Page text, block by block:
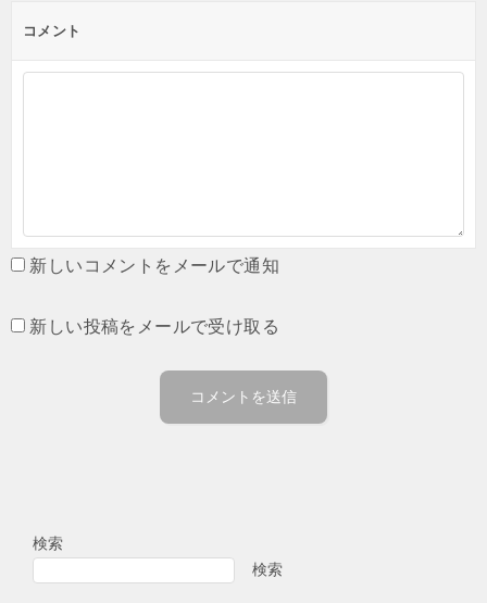
コメント
新しいコメントをメールで通知
新しい投稿をメールで受け取る
検索
検索